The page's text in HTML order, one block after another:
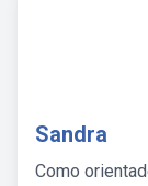
Sandra
Como